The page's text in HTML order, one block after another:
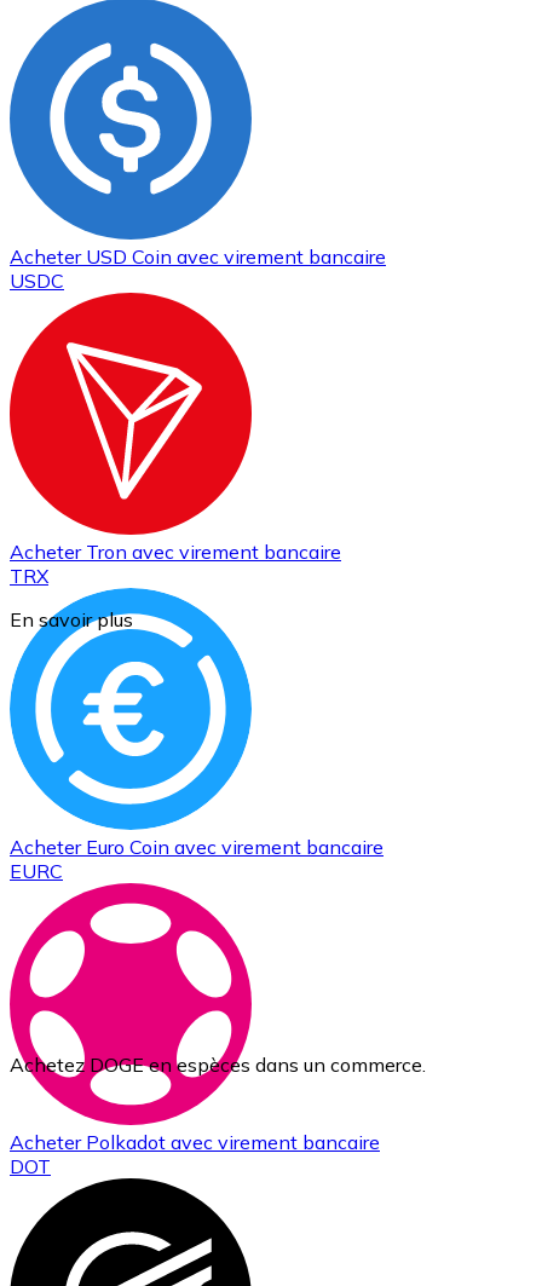
Acheter USD Coin avec virement bancaire
USDC
Acheter Tron avec virement bancaire
TRX
Acheter Euro Coin avec virement bancaire
EURC
Acheter Polkadot avec virement bancaire
DOT
En savoir plus
Achetez DOGE en espèces dans un commerce.